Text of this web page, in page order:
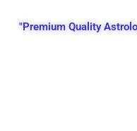
"Premium Quality